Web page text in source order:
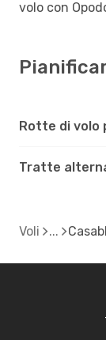
volo con
Rotte di volo
Tratte
Voli